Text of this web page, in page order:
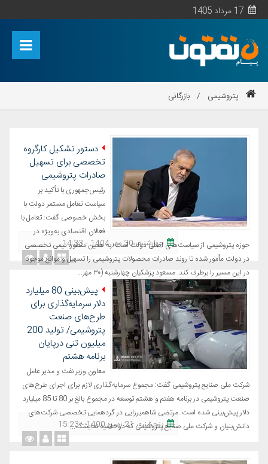
17 مرداد 1405
پتروشیمی / بازرگانی
دستور تشکیل کارگروه
تخصصی برای تسهیل
صادرات پتروشیمی
رئیس‌جمهوری با تأکید بر
سیاست تعامل مستمر دولت با
بخش خصوصی گفت: تعامل با
فعالان اقتصادی به‌ویژه در
حوزه پتروشیمی از سیاست‌های اصلی دولت است؛ به همین منظور، تیمی تخصصی
در دولت مأمور شده تا روند صادرات محصولات پتروشیمی را تسهیل و موانع موجود
در این مسیر را برطرف کند. مسعود پزشکیان چهارشنبه (۳۰ مهر...
چهارشنبه، 30 مهر 1404 - 14:33
پیش‌بینی 80 میلیارد
دلار سرمایه‌گذاری برای
طرح‌های صنعت
پتروشیمی/ تولید 200
میلیون تنی درپایان
برنامه هشتم
معاون وزیر نفت و مدیر عامل
شرکت ملی صنایع پتروشیمی گفت: مجموع سرمایه‌گذاری لازم برای اجرای طرح‌های
صنعت پتروشیمی در برنامه هفتم و هشتم توسعه در مجموع بالغ بر 80 تا 85 میلیارد
دلار پیش‌بینی شده است. مرتضی شاهمیرزایی در گردهمایی تخصصی شرکت‌های
دانش‌بنیان و شرکت ملی صنایع پتروشیمی که در حاشیه نمایشگ...
پنجشنبه، 21 بهمن 1400 - 15:23